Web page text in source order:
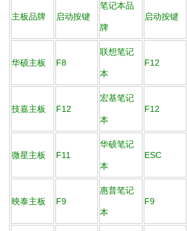
主板品牌 启动按键
笔记本品
牌
启动按键
华硕主板 F8
联想笔记
本
F12
技嘉主板 F12
宏基笔记
本
F12
微星主板 F11
华硕笔记
本
ESC
映泰主板 F9
惠普笔记
本
F9